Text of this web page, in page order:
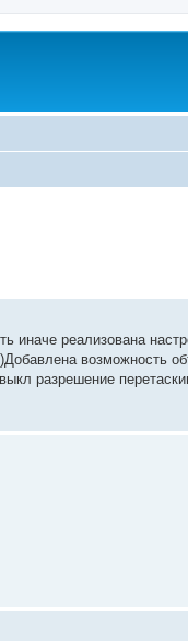
иначе реализована
возможность
разрешение